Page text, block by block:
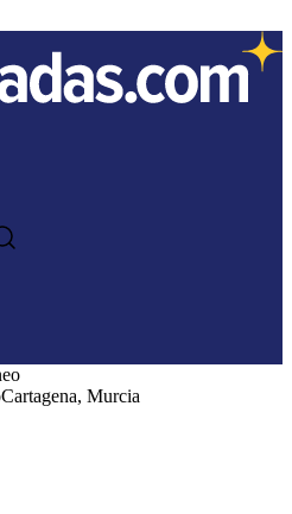
Cartagena, Murcia